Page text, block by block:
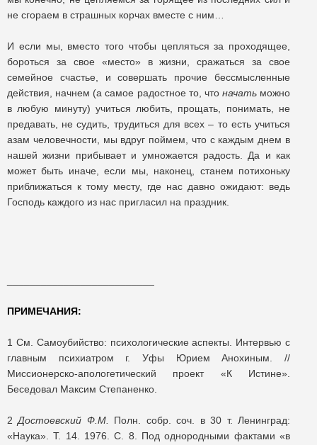
не сгораем в страшных корчах вместе с ним…
И если мы, вместо того чтобы цепляться за проходящее,
бороться за свое «место» в жизни, сражаться за свое
семейное счастье, и совершать прочие бессмысленные
действия, начнем (а самое радостное то, что начатьможно
в любую минуту) учиться любить, прощать, понимать, не
предавать, не судить, трудиться для всех – то есть учиться
азам человечности, мы вдруг поймем, что с каждым днем в
нашей жизни прибывает и умножается радость. Да и как
может быть иначе, если мы, наконец, станем потихоньку
приближаться к тому месту, где нас давно ожидают: ведь
Господь каждого из нас пригласил на праздник.
ПРИМЕЧАНИЯ:
1 См. Самоубийство: психологические аспекты. Интервью с
главным психиатром г. Уфы Юрием Анохиным. //
Миссионерско-апологетический проект «К Истине».
Беседовал Максим Степаненко.
2Достоевский Ф.М.
Полн. собр. соч. в 30 т. Ленинград:
«Наука». Т. 14. 1976. С. 8. Под однородными фактами «в